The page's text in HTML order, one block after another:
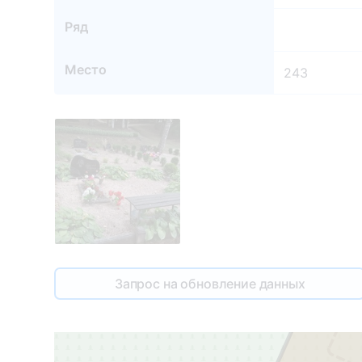
Ряд
Место 243
Запрос на обновление данных
243